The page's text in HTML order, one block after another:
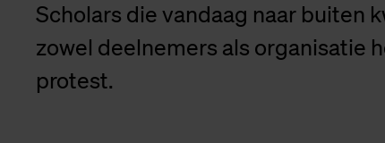
Scholars die vandaag naar buiten
zowel deelnemers als organisatie
protest.